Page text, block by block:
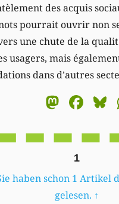
des acquis
pourrait ouvrir non
une chute de la
usagers, mais
dans d’autres
1
haben schon 1 Artikel
gelesen. ↑